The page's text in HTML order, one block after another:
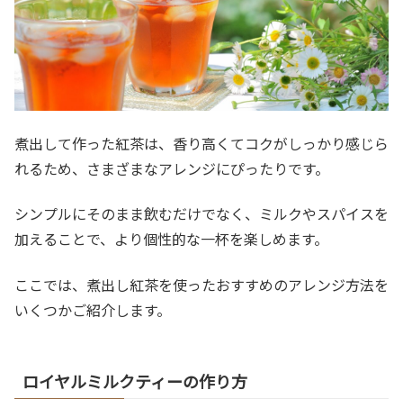
煮出して作った紅茶は、香り高くてコクがしっかり感じら
れるため、さまざまなアレンジにぴったりです。
シンプルにそのまま飲むだけでなく、ミルクやスパイスを
加えることで、より個性的な一杯を楽しめます。
ここでは、煮出し紅茶を使ったおすすめのアレンジ方法を
いくつかご紹介します。
ロイヤルミルクティーの作り方